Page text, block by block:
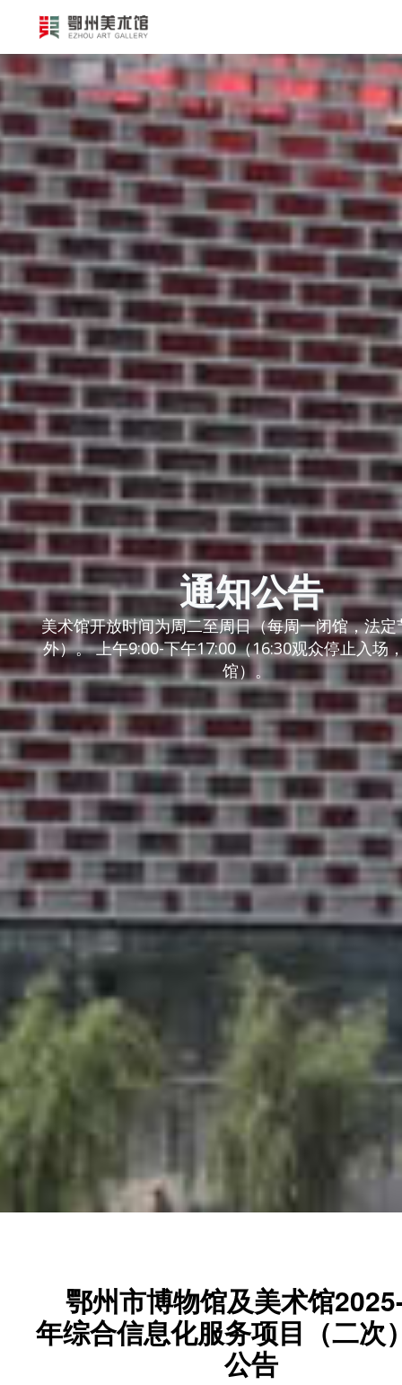
通知公告
美术馆开放时间为周二至周日（每周一闭馆，法定
外）。 上午9:00-下午17:00（16:30观众停止入场
馆）。
鄂州市博物馆及美术馆
年综合信息化服务项目（二次
公告